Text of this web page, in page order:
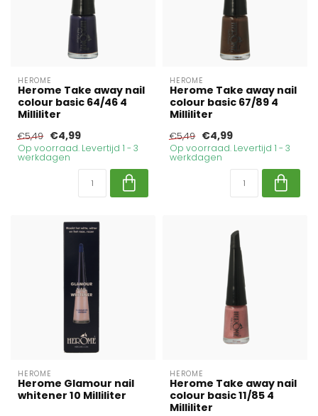
HEROME
Herome Take away nail
colour basic 64/46 4
Milliliter
€5,49 €4,99
Op voorraad. Levertijd 1 - 3
werkdagen
HEROME
Herome Take away nail
colour basic 67/89 4
Milliliter
€5,49 €4,99
Op voorraad. Levertijd 1 - 3
werkdagen
HEROME
Herome Glamour nail
whitener 10 Milliliter
HEROME
Herome Take away nail
colour basic 11/85 4
Milliliter